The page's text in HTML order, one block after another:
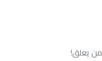
من يعلق!